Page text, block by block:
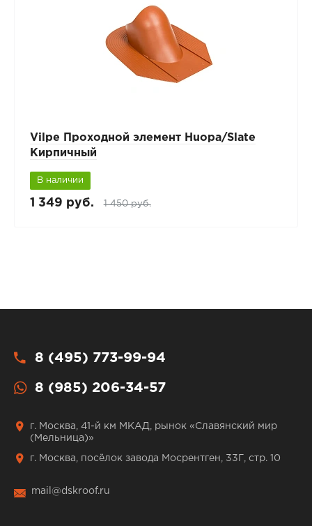
Vilpe Проходной элемент Huopa/Slate
Кирпичный
В наличии
1 349 руб. 1 450 руб.
8 (495) 773-99-94
8 (985) 206-34-57
г. Москва, 41-й км МКАД, рынок «Славянский мир
(Мельница)»
г. Москва, посёлок завода Мосрентген, 33Г, стр. 10
mail@dskroof.ru